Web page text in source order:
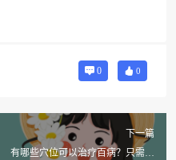
0 0
下一篇
有哪些穴位可以治疗百病？只需了